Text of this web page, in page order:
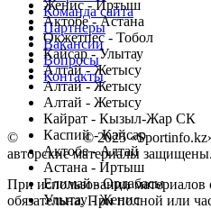
Женис - Иртыш
Актобе - Астана
Окжетпес - Тобол
Кайсар - Улытау
Алтай - Жетысу
Алтай - Жетысу
Алтай - Жетысу
Кайрат - Кызыл-Жар СК
Каспий - Кайсар
Актобе - Алтай
Астана - Иртыш
Елимай - Ордабасы
Улытау - Женис
Команда сайта
Партнеры
Вакансии
Вопросы
Контакты
© Copyright© 2025
авторские материалы защищены.
При использовании материалов
обязательна. При полной или